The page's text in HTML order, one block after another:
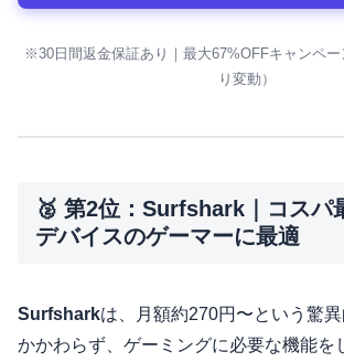
※30日間返金保証あり｜最大67%OFFキャンペー
り変動）
🥈 第2位：Surfshark｜コスパ
デバイスのゲーマーに最適
Surfsharkは、月額約270円〜という驚
かかわらず、ゲーミングに必要な機能を